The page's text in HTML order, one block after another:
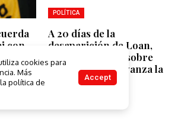
con
POLÍTICA
A 20 días de la
desaparición de Loan,
qué dijo el fiscal sobre
el caso y cómo avanza la
búsqueda
cookies para
Más
política de
Accept